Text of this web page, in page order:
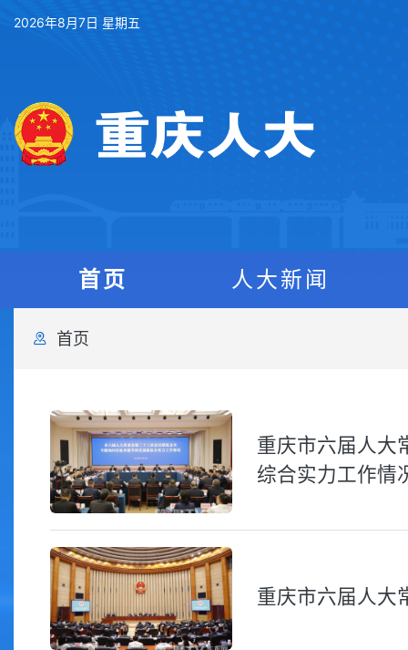
2026年8月7日 星期五
首页 人大新闻
首页
重庆市六届人大
综合实力工作情
重庆市六届人大